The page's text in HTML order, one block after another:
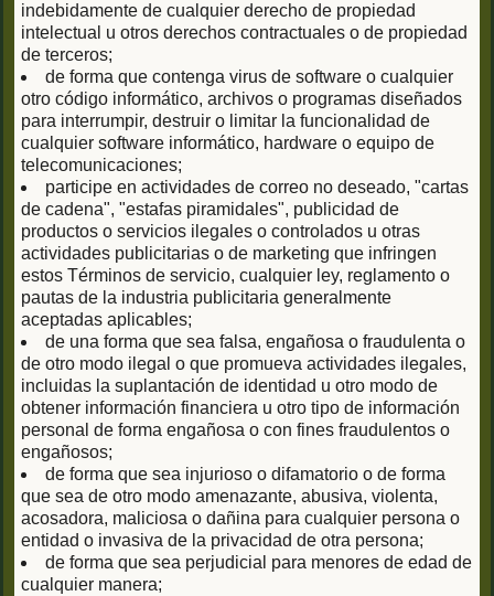
indebidamente de cualquier derecho de propiedad
intelectual u otros derechos contractuales o de propiedad
de terceros;
de forma que contenga virus de software o cualquier
otro código informático, archivos o programas diseñados
para interrumpir, destruir o limitar la funcionalidad de
cualquier software informático, hardware o equipo de
telecomunicaciones;
participe en actividades de correo no deseado, "cartas
de cadena", "estafas piramidales", publicidad de
productos o servicios ilegales o controlados u otras
actividades publicitarias o de marketing que infringen
estos Términos de servicio, cualquier ley, reglamento o
pautas de la industria publicitaria generalmente
aceptadas aplicables;
de una forma que sea falsa, engañosa o fraudulenta o
de otro modo ilegal o que promueva actividades ilegales,
incluidas la suplantación de identidad u otro modo de
obtener información financiera u otro tipo de información
personal de forma engañosa o con fines fraudulentos o
engañosos;
de forma que sea injurioso o difamatorio o de forma
que sea de otro modo amenazante, abusiva, violenta,
acosadora, maliciosa o dañina para cualquier persona o
entidad o invasiva de la privacidad de otra persona;
de forma que sea perjudicial para menores de edad de
cualquier manera;